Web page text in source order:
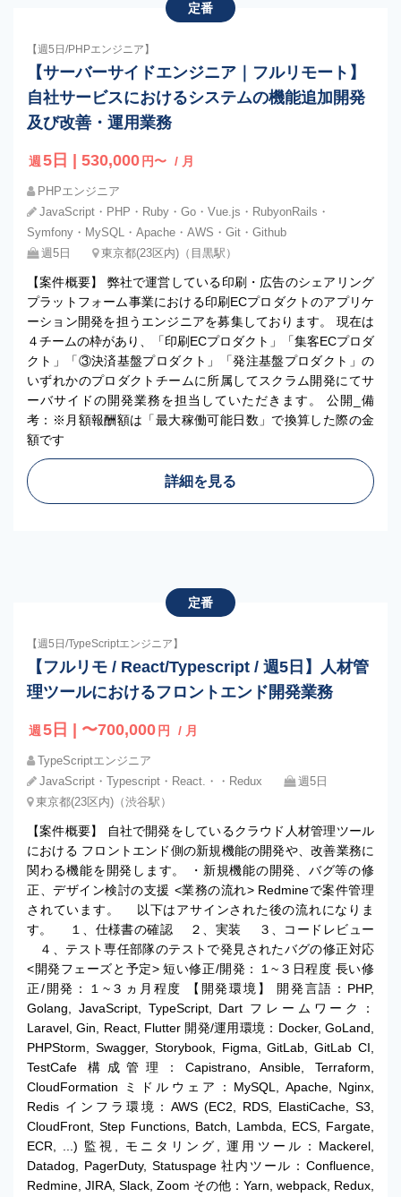
定番
【週5日/PHPエンジニア】
【サーバーサイドエンジニア｜フルリモート】
自社サービスにおけるシステムの機能追加開発
及び改善・運用業務
週 5日 | 530,000 円〜 / 月
PHPエンジニア
JavaScript・PHP・Ruby・Go・Vue.js・RubyonRails・
Symfony・MySQL・Apache・AWS・Git・Github
週5日
東京都(23区内)（目黒駅）
【案件概要】 弊社で運営している印刷・広告のシェアリング
プラットフォーム事業における印刷ECプロダクトのアプリケ
ーション開発を担うエンジニアを募集しております。 現在は
４チームの枠があり、「印刷ECプロダクト」「集客ECプロダ
クト」「③決済基盤プロダクト」「発注基盤プロダクト」の
いずれかのプロダクトチームに所属してスクラム開発にてサ
ーバサイドの開発業務を担当していただきます。 公開_備
考：※月額報酬額は「最大稼働可能日数」で換算した際の金
額です
詳細を見る
定番
【週5日/TypeScriptエンジニア】
【フルリモ / React/Typescript / 週5日】人材管
理ツールにおけるフロントエンド開発業務
週 5日 | 〜700,000 円 / 月
TypeScriptエンジニア
JavaScript・Typescript・React.・・Redux
週5日
東京都(23区内)（渋谷駅）
【案件概要】 自社で開発をしているクラウド人材管理ツール
における フロントエンド側の新規機能の開発や、改善業務に
関わる機能を開発します。 ・新規機能の開発、バグ等の修
正、デザイン検討の支援 <業務の流れ> Redmineで案件管理
されています。 以下はアサインされた後の流れになりま
す。 １、仕様書の確認 ２、実装 ３、コードレビュー
４、テスト専任部隊のテストで発見されたバグの修正対応
<開発フェーズと予定> 短い修正/開発：１~３日程度 長い修
正/開発：１~３ヵ月程度 【開発環境】 開発言語：PHP,
Golang, JavaScript, TypeScript, Dart フレームワーク：
Laravel, Gin, React, Flutter 開発/運用環境：Docker, GoLand,
PHPStorm, Swagger, Storybook, Figma, GitLab, GitLab CI,
TestCafe 構成管理：Capistrano, Ansible, Terraform,
CloudFormation ミドルウェア：MySQL, Apache, Nginx,
Redis インフラ環境：AWS (EC2, RDS, ElastiCache, S3,
CloudFront, Step Functions, Batch, Lambda, ECS, Fargate,
ECR, ...) 監視, モニタリング, 運用ツール：Mackerel,
Datadog, PagerDuty, Statuspage 社内ツール：Confluence,
Redmine, JIRA, Slack, Zoom その他：Yarn, webpack, Redux,